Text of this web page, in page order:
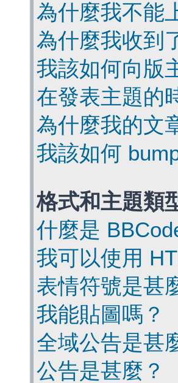
為什麼我不能
為什麼我收到
我該如何向版
在發表主題的
為什麼我的文
我該如何
格式和主題類
什麼是
我可以使用
表情符號是甚
我能貼圖嗎？
全域公告是甚
公告是甚麼？